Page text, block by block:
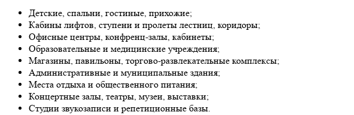
Детские, спальни, гостиные, прихожие;
Кабины лифтов, ступени и пролеты лестниц, коридоры;
Офисные центры, конфренц-залы, кабинеты;
Образовательные и медицинские учреждения;
Магазины, павильоны, торгово-развлекательные комплексы;
Административные и муниципальные здания;
Места отдыха и общественного питания;
Концертные залы, театры, музеи, выставки;
Студии звукозаписи и репетиционные базы.